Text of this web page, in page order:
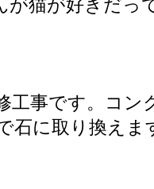
が猫が好きだっ
工事です。コン
石に取り換えま